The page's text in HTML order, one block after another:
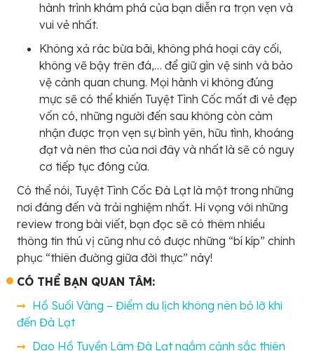
hành trình khám phá của bạn diễn ra trọn vẹn và
vui vẻ nhất.
Không xả rác bừa bãi, không phá hoại cây cối,
không vẽ bậy trên đá,… để giữ gìn vệ sinh và bảo
vệ cảnh quan chung. Mọi hành vi không đúng
mực sẽ có thể khiến Tuyệt Tình Cốc mất đi vẻ đẹp
vốn có, những người đến sau không còn cảm
nhận được trọn vẹn sự bình yên, hữu tình, khoáng
đạt và nên thơ của nơi đây và nhất là sẽ có nguy
cơ tiếp tục đóng cửa.
Có thể nói, Tuyệt Tình Cốc Đà Lạt là một trong những
nơi đáng đến và trải nghiệm nhất. Hi vọng với những
review trong bài viết, bạn đọc sẽ có thêm nhiều
thông tin thú vị cũng như có được những “bí kíp” chinh
phục “thiên đường giữa đời thực” này!
CÓ THỂ BẠN QUAN TÂM:
Hồ Suối Vàng – Điểm du lịch không nên bỏ lỡ khi
đến Đà Lạt
Dạo Hồ Tuyền Lâm Đà Lạt ngắm cảnh sắc thiên